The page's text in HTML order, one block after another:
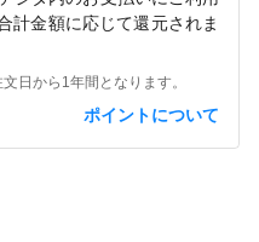
計金額に応じて還元されま
日から1年間となります。
ポイントについて